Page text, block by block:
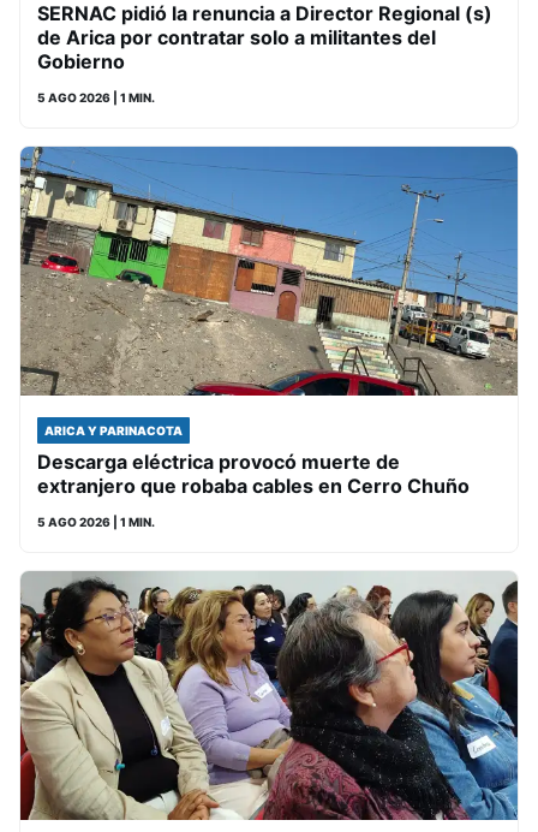
SERNAC pidió la renuncia a Director Regional (s)
de Arica por contratar solo a militantes del
Gobierno
5 AGO 2026 | 1 MIN.
ARICA Y PARINACOTA
Descarga eléctrica provocó muerte de
extranjero que robaba cables en Cerro Chuño
5 AGO 2026 | 1 MIN.